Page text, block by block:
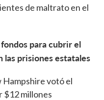
de maltrato en el
para cubrir el
las prisiones estatales
Hampshire votó el
$12 millones